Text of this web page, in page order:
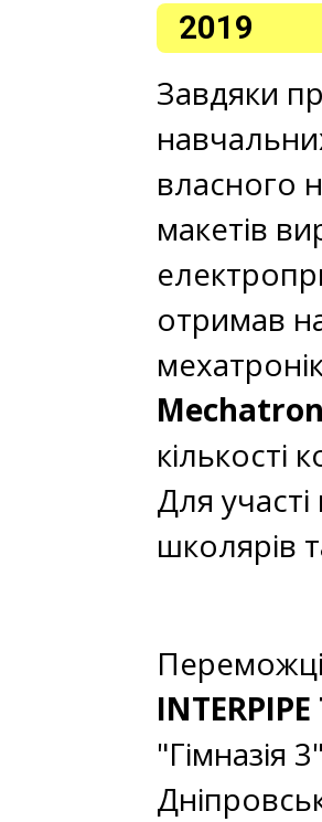
2019
Завдяки
власного
макетів
отримав
Для
школярів
INTERPIPE
"Гімназія